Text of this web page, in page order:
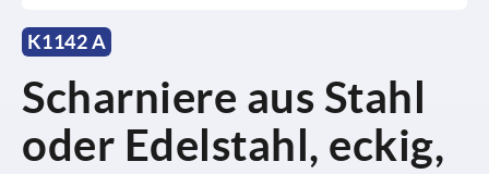
K1142 A
Scharniere aus Stahl
oder Edelstahl, eckig,